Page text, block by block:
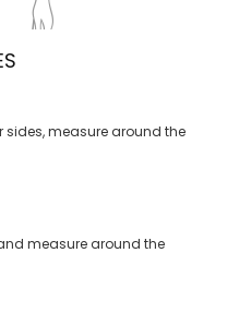
sides, measure around the
measure around the